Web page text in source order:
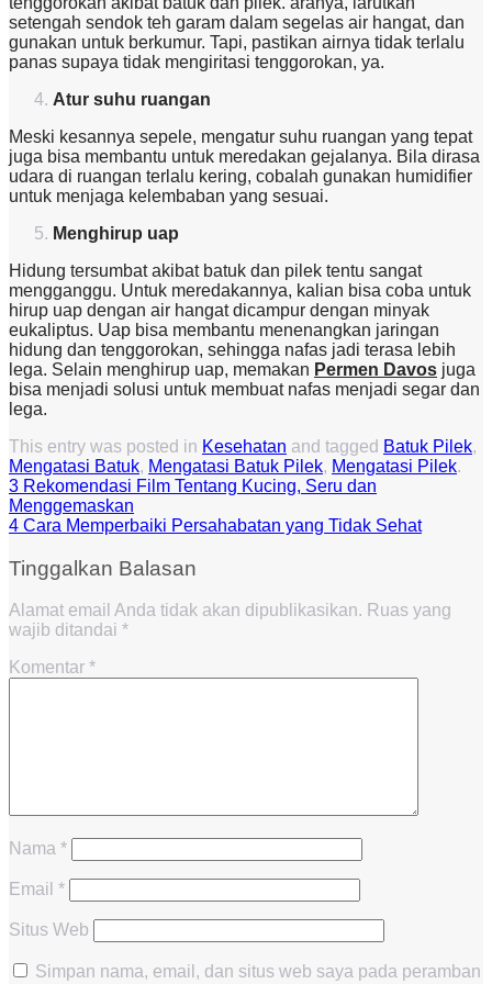
setengah sendok teh garam dalam segelas air hangat, dan
gunakan untuk berkumur. Tapi, pastikan airnya tidak terlalu
panas supaya tidak mengiritasi tenggorokan, ya.
Atur suhu ruangan
Meski kesannya sepele, mengatur suhu ruangan yang tepat
juga bisa membantu untuk meredakan gejalanya. Bila dirasa
udara di ruangan terlalu kering, cobalah gunakan humidifier
untuk menjaga kelembaban yang sesuai.
Menghirup uap
Hidung tersumbat akibat batuk dan pilek tentu sangat
mengganggu. Untuk meredakannya, kalian bisa coba untuk
hirup uap dengan air hangat dicampur dengan minyak
eukaliptus. Uap bisa membantu menenangkan jaringan
hidung dan tenggorokan, sehingga nafas jadi terasa lebih
lega. Selain menghirup uap, memakan Permen Davos juga
bisa menjadi solusi untuk membuat nafas menjadi segar dan
lega.
This entry was posted in Kesehatan and tagged Batuk Pilek,
Mengatasi Batuk, Mengatasi Batuk Pilek, Mengatasi Pilek.
3 Rekomendasi Film Tentang Kucing, Seru dan
Menggemaskan
4 Cara Memperbaiki Persahabatan yang Tidak Sehat
Tinggalkan Balasan
Alamat email Anda tidak akan dipublikasikan. Ruas yang
wajib ditandai *
Komentar *
Nama *
Email *
Situs Web
Simpan nama, email, dan situs web saya pada peramban